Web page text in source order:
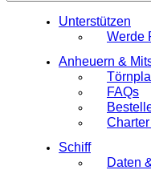
Unterstützen
Werde
Anheuern &
FAQs
Schiff
Daten